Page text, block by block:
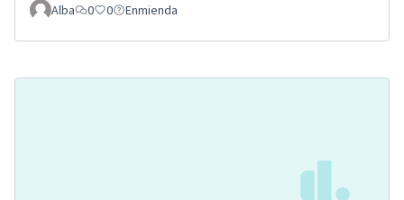
Alba
0 0 Enmienda